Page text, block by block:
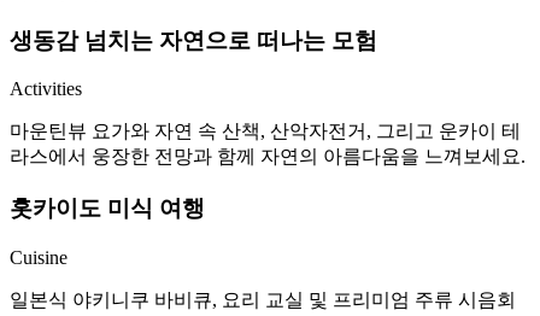
생동감 넘치는 자연으로 떠나는 모험
Activities
마운틴뷰 요가와 자연 속 산책, 산악자전거, 그리고 운카이 테
라스에서 웅장한 전망과 함께 자연의 아름다움을 느껴보세요.
홋카이도 미식 여행
Cuisine
일본식 야키니쿠 바비큐, 요리 교실 및 프리미엄 주류 시음회